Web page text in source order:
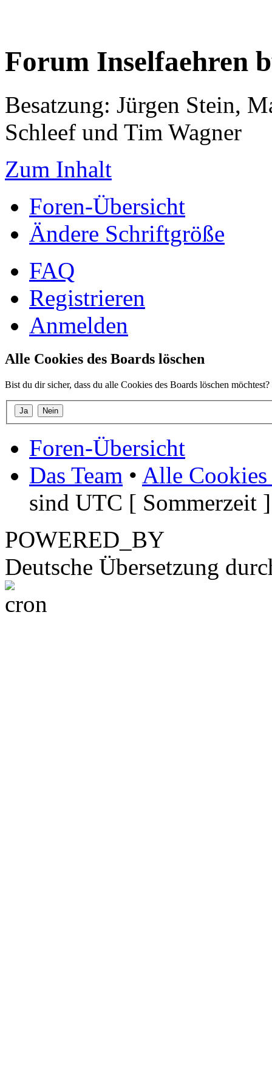
Forum Inselfaehren
Besatzung: Jürgen Stein,
Schleef und Tim Wagner
Zum Inhalt
Foren-Übersicht
Ändere Schriftgröße
FAQ
Registrieren
Anmelden
Alle Cookies des Boards löschen
Bist du dir sicher, dass du alle Cookies des Boards löschen möchtest?
Foren-Übersicht
Das Team • Alle Cookies
sind UTC [ Sommerzeit ]
POWERED_BY
Deutsche Übersetzung